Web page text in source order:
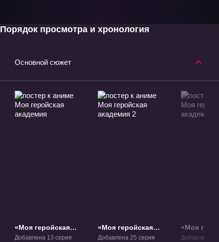
Порядок просмотра и хронология
Основной сюжет
«Моя геройская
академия» ТВ-1
Добавлена 13 серия
«Моя геройская
академия 2» ТВ-2
Добавлена 25 серия
«Моя
академия
Добавлена